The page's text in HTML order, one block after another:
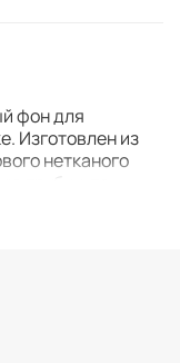
фон для
Изготовлен из
нетканого